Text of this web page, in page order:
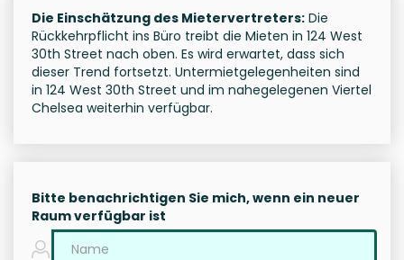
Die Einschätzung des Mietervertreters: Die
Rückkehrpflicht ins Büro treibt die Mieten in 124 West
30th Street nach oben. Es wird erwartet, dass sich
dieser Trend fortsetzt. Untermietgelegenheiten sind
in 124 West 30th Street und im nahegelegenen Viertel
Chelsea weiterhin verfügbar.
Bitte benachrichtigen Sie mich, wenn ein neuer
Raum verfügbar ist